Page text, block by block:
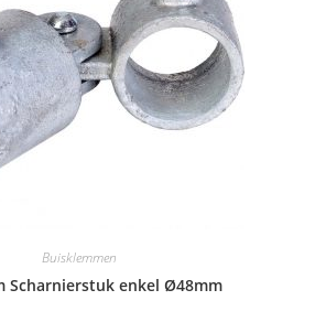
Buisklemmen
Scharnierstuk enkel Ø48mm